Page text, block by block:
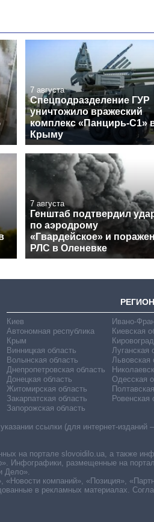
7 августа
Спецподразделение ГУР
уничтожило вражеский
комплекс «Панцирь-С1»
Крыму
7 августа
Генштаб подтвердил
по аэродрому
«Гвардейское» и
РЛС в Оленевке
Киев
Автономная республика
Крым
Винницкая область
Волынская область
Днепропетровская область
Донецкая область
Житомирская область
Закарпатская область
Запорожская область
Ивано-
Киевская
Луганская
Львовская
Одесская
Ровенская
ссылки (для интернет-
на портале slovoidilo.ua, а также
размещенные на
Дело».
компаний», «Позиция»,
в рекламных материалах.